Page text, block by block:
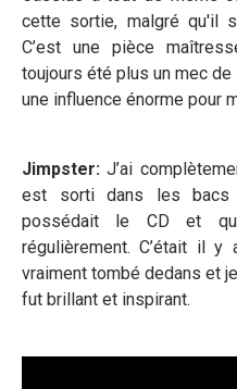
cette sortie, malgré qu'il
C’est une pièce
toujours été plus un mec de
une influence énorme pour
Jimpster:J’ai
est sorti dans les
possédait le CD et
régulièrement. C’était il
vraiment tombé dedans et
fut brillant et inspirant.